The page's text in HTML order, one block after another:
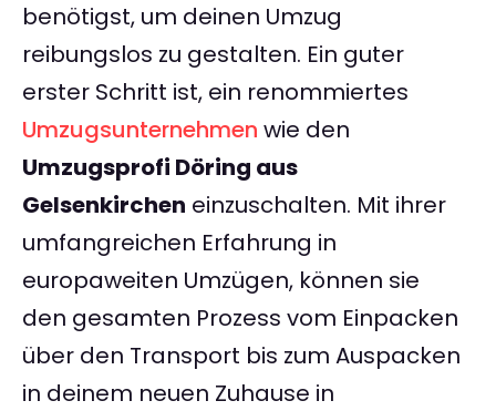
benötigst, um deinen Umzug
reibungslos zu gestalten. Ein guter
erster Schritt ist, ein renommiertes
Umzugsunternehmen wie den
Umzugsprofi Döring aus
Gelsenkirchen einzuschalten. Mit ihrer
umfangreichen Erfahrung in
europaweiten Umzügen, können sie
den gesamten Prozess vom Einpacken
über den Transport bis zum Auspacken
in deinem neuen Zuhause in